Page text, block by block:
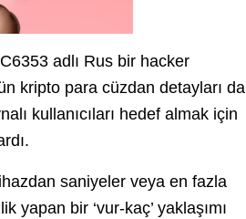
adlı Rus bir hacker
kripto para cüzdan detayları da
kullanıcıları hedef almak için
saniyeler veya en fazla
yapan bir ‘vur-kaç’ yaklaşımı